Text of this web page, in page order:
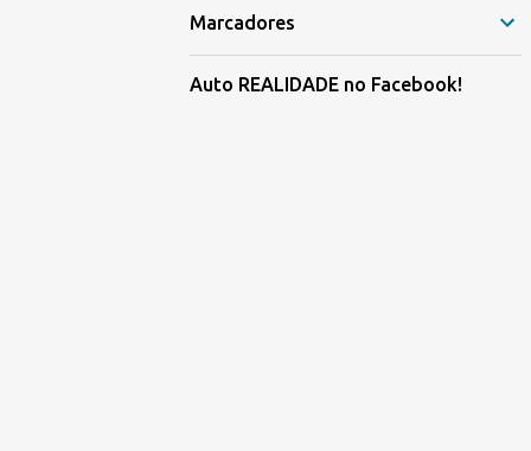
Marcadores
Auto REALIDADE no Facebook!